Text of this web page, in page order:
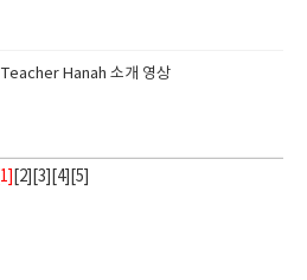
Teacher Hanah 소개 영상
[1] 2][ 3 4][ 5